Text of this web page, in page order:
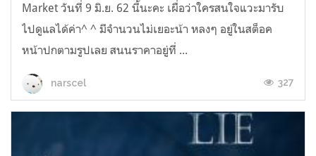
Market วันที่ 9 มิ.ย. 62 นี้นะคะ เผื่อว่าใครสนใจแวะมารับ
ไปดูแลได้ค่า^ ^ มีจำนวนไม่เยอะน้า หลงๆ อยู่ในสต็อค
หน้าปกตามรูปเลย สนนราคาอยู่ที่ ...
narscel 327